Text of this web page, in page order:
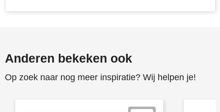
Anderen bekeken ook
Op zoek naar nog meer inspiratie? Wij helpen je!